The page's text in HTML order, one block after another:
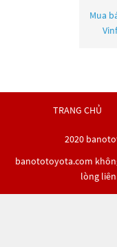
Mua
TRANG CHỦ
2020
banototoyota.com
lòng